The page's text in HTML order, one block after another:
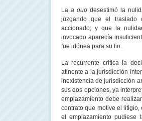
La a quo desestimó la
juzgando que el traslado
accionado; y que la
invocado aparecía
fue idónea para su fin.
La recurrente critica la
atinente a la jurisdicción
inexistencia de jurisdicción
sus dos opciones, ya
emplazamiento debe
contrato que motive el
el emplazamiento pudiese